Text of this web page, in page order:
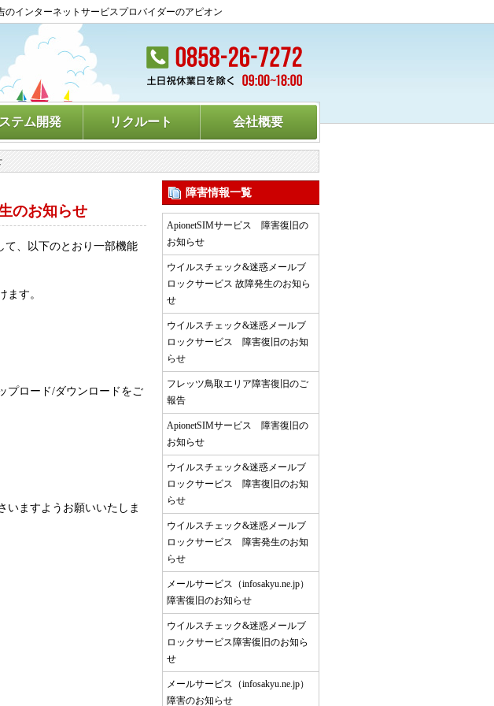
インターネットサービスプロバイダーのアピオン
テム開発 リクルート 会社概要
のお知らせ
て、以下のとおり一部機能
ます。
プロード/ダウンロードをご
いますようお願いいたしま
障害情報一覧
ApionetSIMサービス 障害復旧の
お知らせ
ウイルスチェック&迷惑メールブ
ロックサービス 故障発生のお知ら
せ
ウイルスチェック&迷惑メールブ
ロックサービス 障害復旧のお知
らせ
フレッツ鳥取エリア障害復旧のご
報告
ApionetSIMサービス 障害復旧の
お知らせ
ウイルスチェック&迷惑メールブ
ロックサービス 障害復旧のお知
らせ
ウイルスチェック&迷惑メールブ
ロックサービス 障害発生のお知
らせ
メールサービス（infosakyu.ne.jp）
障害復旧のお知らせ
ウイルスチェック&迷惑メールブ
ロックサービス障害復旧のお知ら
せ
メールサービス（infosakyu.ne.jp）
障害のお知らせ